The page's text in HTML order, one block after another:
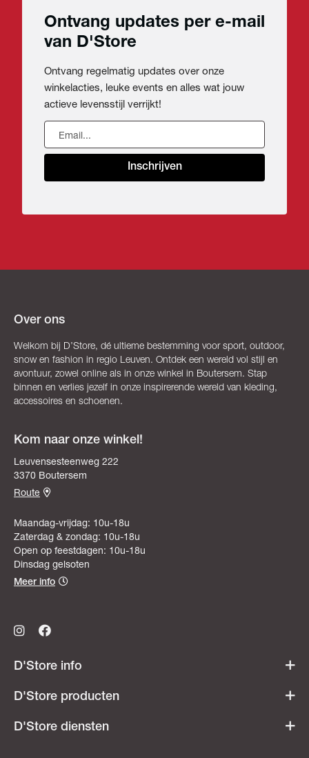
Ontvang updates per e-mail
van D'Store
Ontvang regelmatig updates over onze
winkelacties, leuke events en alles wat jouw
actieve levensstijl verrijkt!
Inschrijven
Over ons
Welkom bij D’Store, dé ultieme bestemming voor sport, outdoor,
snow en fashion in regio Leuven. Ontdek een wereld vol stijl en
avontuur, zowel online als in onze winkel in Boutersem. Stap
binnen en verlies jezelf in onze inspirerende wereld van kleding,
accessoires en schoenen.
D'Store info
Werken bij D'Store
D'Store producten
Acties & promoties
D'Store diensten
Kom naar onze winkel!
Leuvensesteenweg 222
3370 Boutersem
Route
Maandag-vrijdag: 10u-18u
Zaterdag & zondag: 10u-18u
Open op feestdagen: 10u-18u
Dinsdag gelsoten
Meer info